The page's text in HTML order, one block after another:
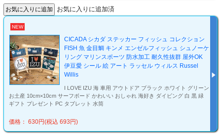
お気に入りに追加済
NEW
CICADA シカダ ステッカー フィッシュ コレクション
FISH 魚 金目鯛 キンメ エンゼルフィッシュ シュノーケ
リング マリンスポーツ 防水加工 耐久性抜群 屋外OK
伊豆愛 シール 絵 アート ラッセル ウィルス Russel
Willis
I LOVE IZU 海 車用 アウトドア ブラック ホワイト グリーン
お土産 10cm×10cm サーフボード かわいい おしゃれ 海好き ダイビング 白 黒 緑
ギフト プレゼント PC タブレット 水筒
価格： 630円(税込 693円)